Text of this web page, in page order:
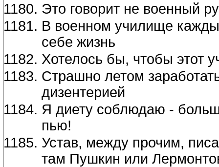
Это говорит не военный
В военном училище
себе жизнь
Хотелось бы, чтобы этот
Страшно летом
дизентерией
Я диету соблюдаю -
пью!
Устав, между прочим,
там Пушкин или